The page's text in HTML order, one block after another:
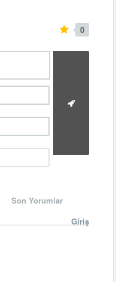
0
Son Yorumlar
Giriş